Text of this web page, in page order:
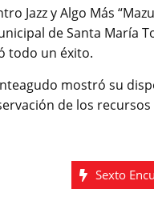
Jazz y Algo Más
de Santa María
todo un éxito.
mostró su
de los
Sexto